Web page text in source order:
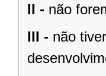
II - não
III - não